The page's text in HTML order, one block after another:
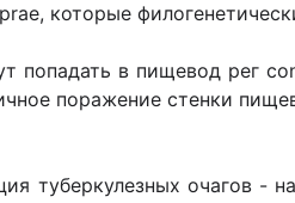
которые
попадать в пищевод рег
поражение стенки
туберкулезных очагов -